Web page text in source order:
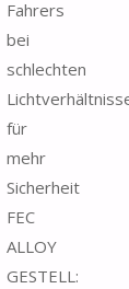
Fahrers
bei
schlechten
für
mehr
Sicherheit
FEC
ALLOY
GESTELL: